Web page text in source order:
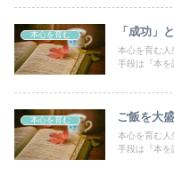
本心を育む 「成功」
本心を育む人
手段は『本を
本心を育む ご飯を大
本心を育む人
手段は『本を